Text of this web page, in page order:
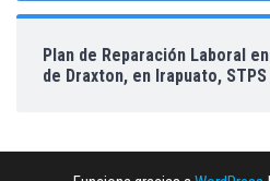
Plan de Reparación Laboral
de Draxton, en Irapuato, STPS